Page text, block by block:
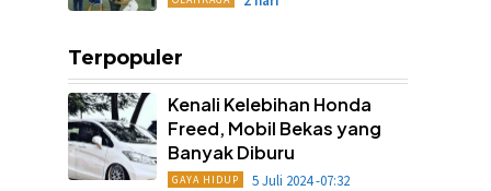
Terpopuler
Kenali Kelebihan Honda
Freed, Mobil Bekas yang
Banyak Diburu
GAYA HIDUP 5 Juli 2024 -07:32